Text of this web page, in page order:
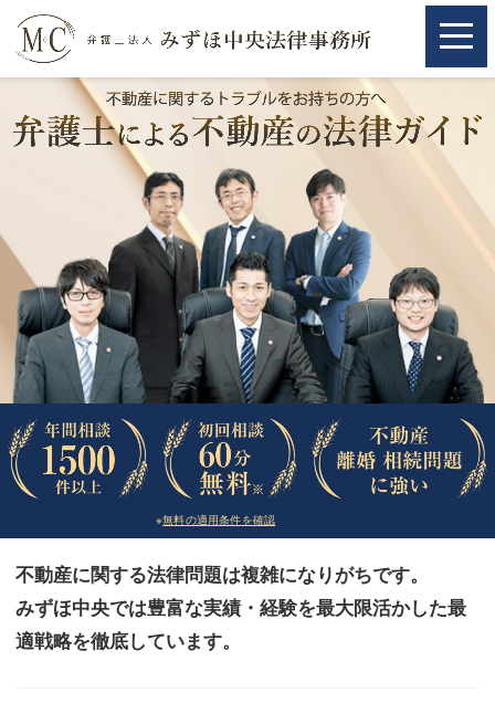
取扱分野
相続・遺言
離婚（夫婦間トラブル）
企業法務
労働問題（解雇，残業等）
刑事弁護
交通事故
法律相談など（その他）
お客様へ
※無料の適用条件を確認
不動産に関する法律問題は複雑になりがちです。
みずほ中央では豊富な実績・経験を最大限活かした最
適戦略を徹底しています。
取扱分野
相続・遺言
離婚（夫婦間トラブル）
企業法務
労働問題（解雇，残業等）
刑事弁護
交通事故
法律相談など（その他）
お客様へ